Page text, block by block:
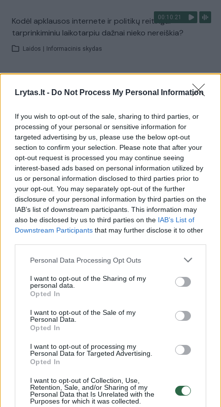
Lrytas.lt - Do Not Process My Personal Information
If you wish to opt-out of the sale, sharing to third parties, or
processing of your personal or sensitive information for
targeted advertising by us, please use the below opt-out
section to confirm your selection. Please note that after your
opt-out request is processed you may continue seeing
interest-based ads based on personal information utilized by
us or personal information disclosed to third parties prior to
your opt-out. You may separately opt-out of the further
disclosure of your personal information by third parties on the
IAB’s list of downstream participants. This information may
also be disclosed by us to third parties on the IAB’s List of
Downstream Participants that may further disclose it to other
Personal Data Processing Opt Outs
I want to opt-out of the Sharing of my
personal data.
Opted In
I want to opt-out of the Sale of my
Personal Data.
Opted In
I want to opt-out of processing my
Personal Data for Targeted Advertising.
Opted In
I want to opt-out of Collection, Use,
Retention, Sale, and/or Sharing of my
Personal Data that Is Unrelated with the
Purposes for which it was collected.
00:10:21
Kodėl apklausos internete ir politikų reitingai
tarprinkiminiu laikotarpiu dažnai nieko nereiškia?
Laidos Informacinis skydas
tarnybos primena: štai apie ką būtina pasikalbėti
Visi įrašai
Žiūrimiausi įrašai
00:00:30
Vaizdai iš tragiškos avarijos Vilniaus r.: dviejų moterų ir
00:00:57
Savaitės vidurys nusimato karštas: temperatūra kils iki
32 laipsnių šilumos
Žinios | Orai
00:00:59
Nufilmavo, kaip patvino Vilniaus Vakarinis aplinkkelis:
vaizdas pribloškia
Žinios | Lietuvos diena